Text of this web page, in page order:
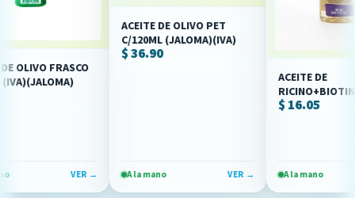
FRASCO
VER →
ACEITE DE OLIVO PET
C/120ML (JALOMA)(IVA)
$ 36.90
A la mano VER →
ACEITE DE
RICINO+BIOTINA
/60ML (IVA) JALOMA
$ 16.05
A la mano